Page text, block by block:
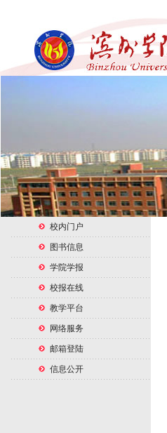
校内门户
图书信息
学院学报
校报在线
教学平台
网络服务
邮箱登陆
信息公开